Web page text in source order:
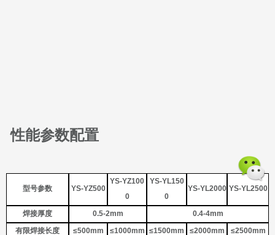
性能参数配置
型号参数 YS-YZ500
YS-YZ100
0
YS-YL150
0
YS-YL2000 YS-YL2500
焊接厚度 0.5-2mm
0.4-4mm
有限焊接长度
≤500mm ≤1000mm ≤1500mm ≤2000mm
≤2500mm